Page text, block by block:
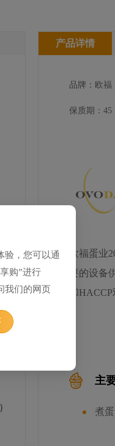
产品详情
品牌：欧福
保质期：45
欧福蛋
要的设备
和
主
煮
验，您可以通
购”进行
我们的网页